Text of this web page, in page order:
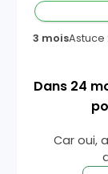
3 moisAstuce
Dans 24
Car oui,